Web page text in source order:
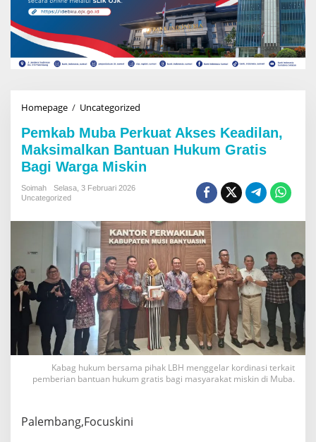
Homepage / Uncategorized
m
k
a
b
a
P
e
k
u
a
t
k
s
s
K
Pemkab Muba Perkuat Akses Keadilan,
Maksimalkan Bantuan Hukum Gratis
Bagi Warga Miskin
Soimah
Selasa, 3 Februari 2026
Uncategorized
Kabag hukum bersama pihak LBH menggelar kordinasi terkait
pemberian bantuan hukum gratis bagi masyarakat miskin di Muba.
Palembang,Focuskini